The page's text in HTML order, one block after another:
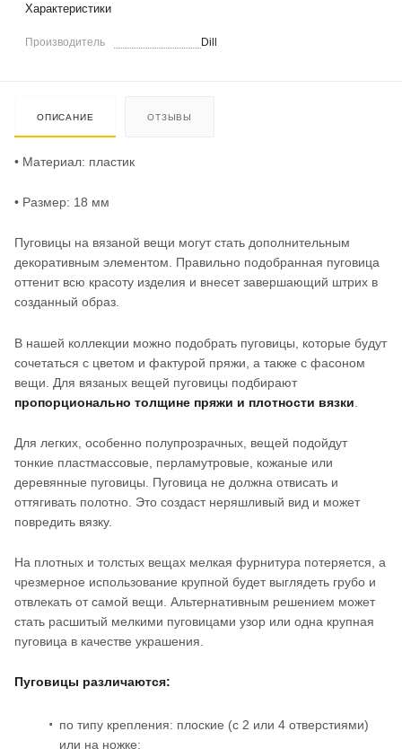
Характеристики
Производитель Dill
ОПИСАНИЕ ОТЗЫВЫ
• Материал: пластик
• Размер: 18 мм
Пуговицы на вязаной вещи могут стать дополнительным
декоративным элементом. Правильно подобранная пуговица
оттенит всю красоту изделия и внесет завершающий штрих в
созданный образ.
В нашей коллекции можно подобрать пуговицы, которые будут
сочетаться с цветом и фактурой пряжи, а также с фасоном
вещи. Для вязаных вещей пуговицы подбирают
пропорционально толщине пряжи и плотности вязки
Для легких, особенно полупрозрачных, вещей подойдут
тонкие пластмассовые, перламутровые, кожаные или
деревянные пуговицы. Пуговица не должна отвисать и
оттягивать полотно. Это создаст неряшливый вид и может
повредить вязку.
На плотных и толстых вещах мелкая фурнитура потеряется, а
чрезмерное использование крупной будет выглядеть грубо и
отвлекать от самой вещи. Альтернативным решением может
стать расшитый мелкими пуговицами узор или одна крупная
пуговица в качестве украшения.
Пуговицы различаются:
по типу крепления: плоские (с 2 или 4 отверстиями)
или на ножке;